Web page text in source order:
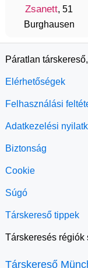
Zsanett, 51
Burghausen
Páratlan
Elérhetőségek
Felhasználási
Adatkezelési
Biztonság
Cookie
Súgó
Társkereső tippek
Társkeresés régiók
Társkereső